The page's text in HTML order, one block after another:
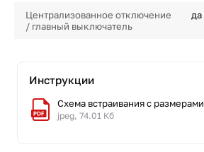
Централизованное отключение
/ главный выключатель
да
Инструкции
Схема встраивания с размерами
jpeg, 74.01 Кб